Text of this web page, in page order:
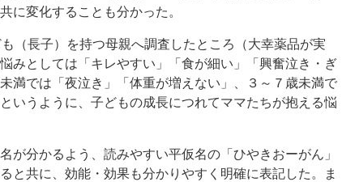
に変化することも分かった。
（長子）を持つ母親へ調査したところ（大幸薬品が実
みとしては「キレやすい」「食が細い」「興奮泣き・ぎ
満では「夜泣き」「体重が増えない」、３～７歳未満で
いうように、子どもの成長につれてママたちが抱える悩
分かるよう、読みやすい平仮名の「ひやきおーがん」
と共に、効能・効果も分かりやすく明確に表記した。ま